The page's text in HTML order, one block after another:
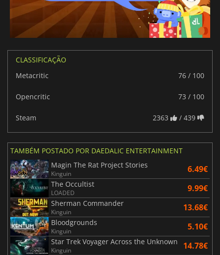
CLASSIFICAÇÃO
Metacritic
76 / 100
Opencritic 73 / 100
Steam 2363 / 439
TAMBÉM POSTADO POR DAEDALIC ENTERTAINMENT
Magin The Rat Project Stories
Kinguin 6.49€
The Occultist
LOADED 9.99€
Sherman Commander
Kinguin 13.68€
Bloodgrounds
Kinguin 5.10€
Star Trek Voyager Across the Unknown
Kinguin 14.78€